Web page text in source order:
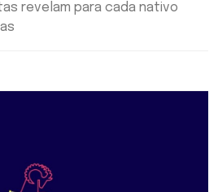
revelam para cada nativo